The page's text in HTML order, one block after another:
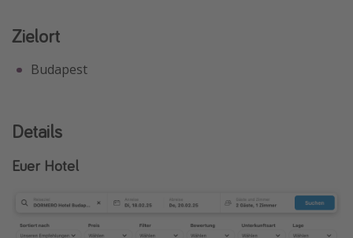
Zielort
Budapest
Details
Euer Hotel